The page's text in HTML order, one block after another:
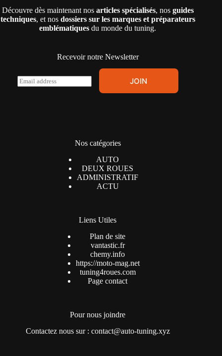
Découvre dès maintenant nos articles spécialisés, nos guides
techniques, et nos dossiers sur les marques et préparateurs
emblématiques du monde du tuning.
Recevoir notre Newsletter
E
m
JOIN
Nos catégories
AUTO
DEUX ROUES
ADMINISTRATIF
ACTU
Liens Utiles
Plan de site
vantastic.fr
chemy.info
https://moto-mag.net
tuning4roues.com
Page contact
Pour nous joindre
Contactez nous sur : contact@auto-tuning.xyz